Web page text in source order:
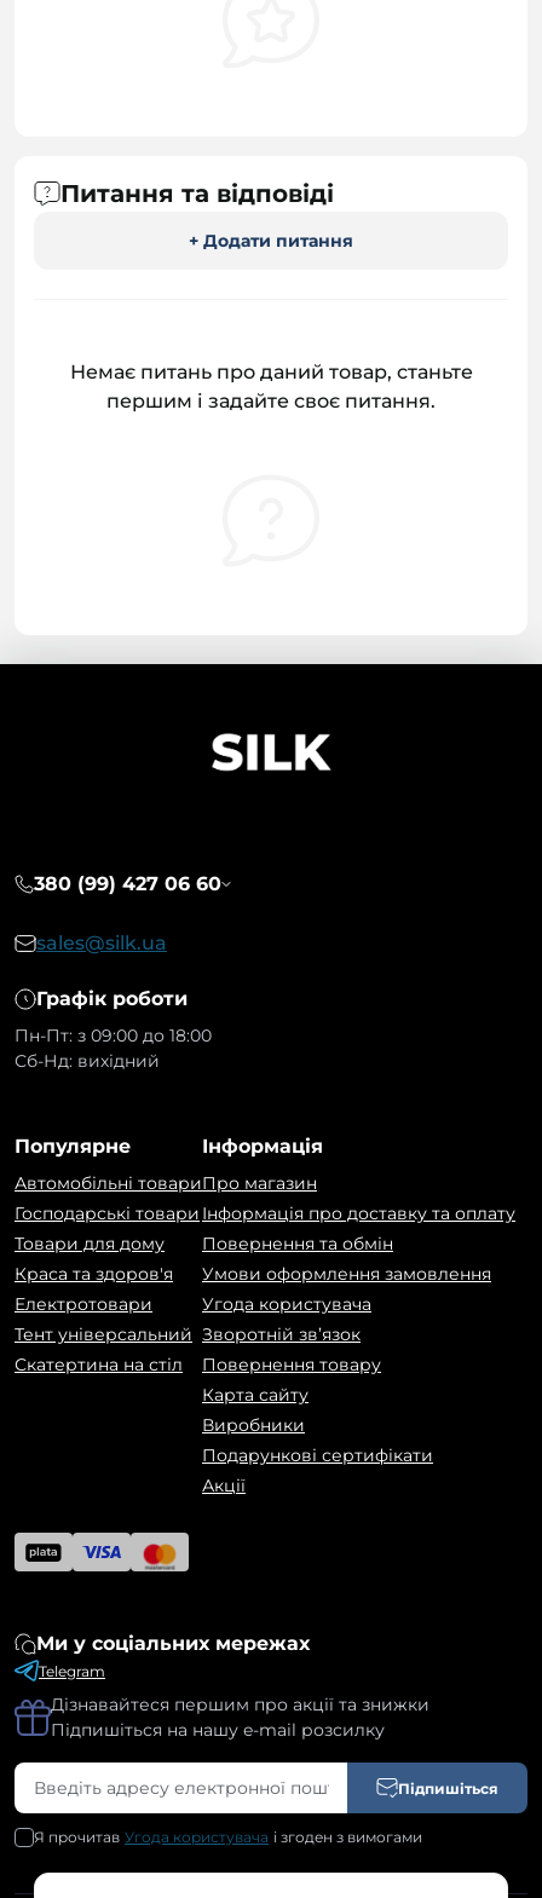
Питання та відповіді
+ Додати питання
Немає питань про даний товар, станьте
першим і задайте своє питання.
380 (99) 427 06 60
sales@silk.ua
Графік роботи
Пн-Пт: з 09:00 до 18:00
Сб-Нд: вихідний
Популярне
Автомобільні товари
Господарські товари
Товари для дому
Краса та здоров'я
Електротовари
Тент універсальний
Скатертина на стіл
Інформація
Про магазин
Інформація про доставку та оплату
Повернення та обмін
Умови оформлення замовлення
Угода користувача
Зворотній зв’язок
Повернення товару
Карта сайту
Виробники
Подарункові сертифікати
Акції
Ми у соціальних мережах
Telegram
Дізнавайтеся першим про акції та знижки
Підпишіться на нашу e-mail розсилку
Підпишіться
Я прочитав Угода користувача і згоден з вимогами